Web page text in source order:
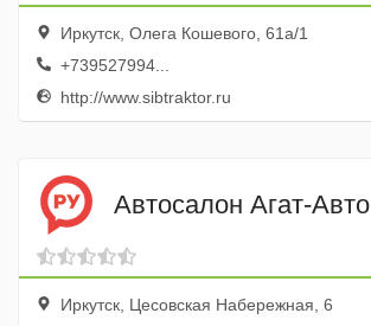
Иркутск, Олега Кошевого, 61а/1
+739527994...
http://www.sibtraktor.ru
Автосалон Агат-Авто
Иркутск, Цесовская Набережная, 6